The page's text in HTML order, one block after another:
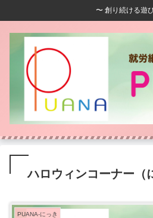
〜 創り続ける遊
ハロウィンコーナー（
PUANA-にっき